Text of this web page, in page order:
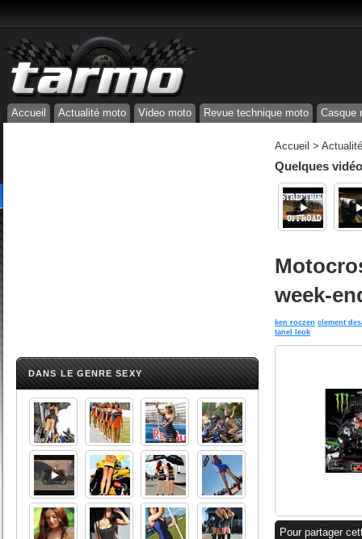
Accueil Actualité moto Video moto Revue technique moto Casque
DANS LE GENRE SEXY
Accueil >
Quelques
week-
ken roczen clement
tanel leok
Pour partager